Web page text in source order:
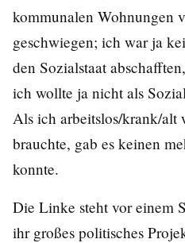
kommunalen Wohnungen
geschwiegen; ich war ja
den Sozialstaat
ich wollte ja nicht als
Als ich arbeitslos/krank/alt
brauchte, gab es keinen
konnte.
Die Linke steht vor einem
ihr großes politisches